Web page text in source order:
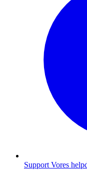
Support Vores